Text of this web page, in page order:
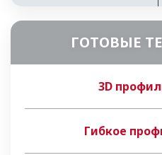
ГОТОВЫЕ
3D
Гибкое